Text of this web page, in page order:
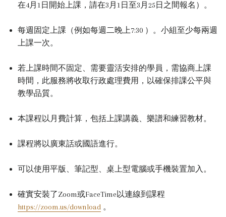
在4月1日開始上課，請在3月1日至3月25日之間報名）。
每週固定上課（例如每週二晚上7:30 ）。小組至少每兩週
上課一次。
若上課時間不固定、需要靈活安排的學員，需協商上課
時間，此服務將收取行政處理費用，以確保排課公平與
教學品質。
本課程以月費計算，包括上課講義、樂譜和練習教材。
課程將以廣東話或國語進行。
可以使用平版、筆記型、桌上型電腦或手機裝置加入。
確實安裝了Zoom或FaceTime以連線到課程
https://zoom.us/download 。